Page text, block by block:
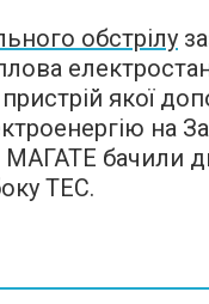
обстрілу
якої
на
МАГАТЕ бачили
ТЕС.